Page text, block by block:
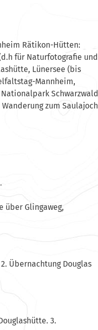
Rätikon-Hütten:
für Naturfotografie und
Lünersee (bis
Mannheim,
Schwarzwald
zum Saulajoch
über Glingaweg,
Übernachtung Douglas
3.